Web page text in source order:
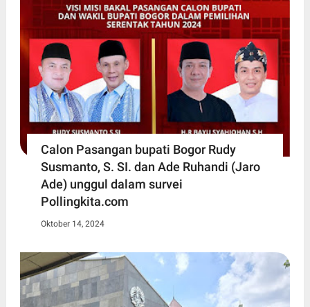
Calon Pasangan bupati Bogor Rudy
Susmanto, S. SI. dan Ade Ruhandi (Jaro
Ade) unggul dalam survei
Pollingkita.com
Oktober 14, 2024